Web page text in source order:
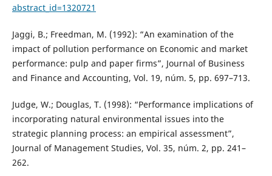
abstract_id=1320721
Jaggi, B.; Freedman, M. (1992): “An examination of the
impact of pollution performance on Economic and market
performance: pulp and paper firms”, Journal of Business
and Finance and Accounting, Vol. 19, núm. 5, pp. 697–713.
Judge, W.; Douglas, T. (1998): “Performance implications of
incorporating natural environmental issues into the
strategic planning process: an empirical assessment”,
Journal of Management Studies, Vol. 35, núm. 2, pp. 241–
262.